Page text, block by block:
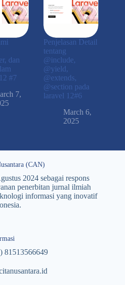
dan
#7
7,
Penjelasan Detail
tentang
@include,
@yield,
@extends,
@section pada
laravel 12#6
March 6,
2025
(CAN)
2024 sebagai respons
penerbitan jurnal ilmiah
informasi yang inovatif
81513566649